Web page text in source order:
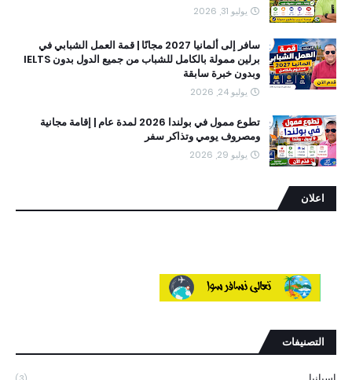
يوليو 31, 2026
سافر إلى ألمانيا 2027 مجانًا | قمة العمل الشبابي في
برلين ممولة بالكامل للشباب من جميع الدول بدون IELTS
وبدون خبرة سابقة
يوليو 24, 2026
تطوع ممول في بولندا 2026 لمدة عام | إقامة مجانية
ومصروف يومي وتذاكر سفر
يوليو 29, 2026
اعلان
التصنيفات